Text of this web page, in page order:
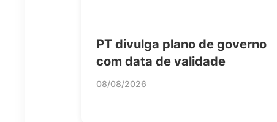
PT divulga plano de governo
com data de validade
08/08/2026